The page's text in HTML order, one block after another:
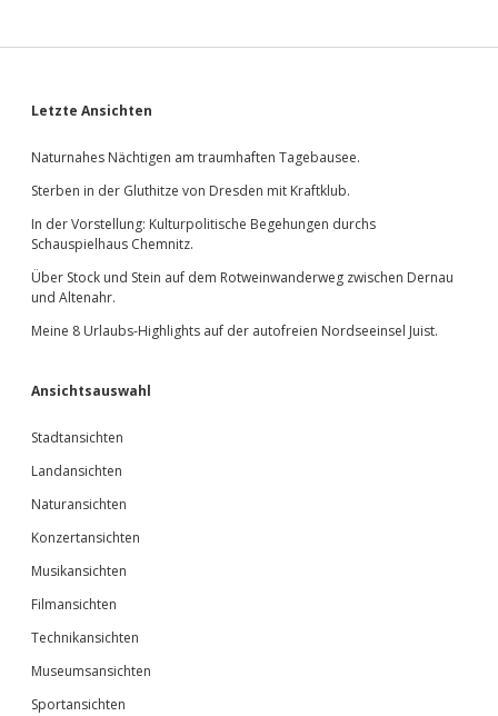
Sidebar
Letzte Ansichten
Naturnahes Nächtigen am traumhaften Tagebausee.
Sterben in der Gluthitze von Dresden mit Kraftklub.
In der Vorstellung: Kulturpolitische Begehungen durchs
Schauspielhaus Chemnitz.
Über Stock und Stein auf dem Rotweinwanderweg zwischen Dernau
und Altenahr.
Meine 8 Urlaubs-Highlights auf der autofreien Nordseeinsel Juist.
Ansichtsauswahl
Stadtansichten
Landansichten
Naturansichten
Konzertansichten
Musikansichten
Filmansichten
Technikansichten
Museumsansichten
Sportansichten